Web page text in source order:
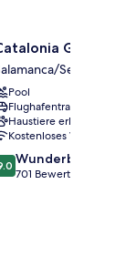
Serrano
Goya
Serrano
Pool
Flughafentransfer
Haustiere erlaubt
Kostenloses WLAN
Wunderbar
701 Bewertungen